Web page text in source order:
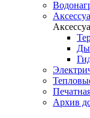
Архив